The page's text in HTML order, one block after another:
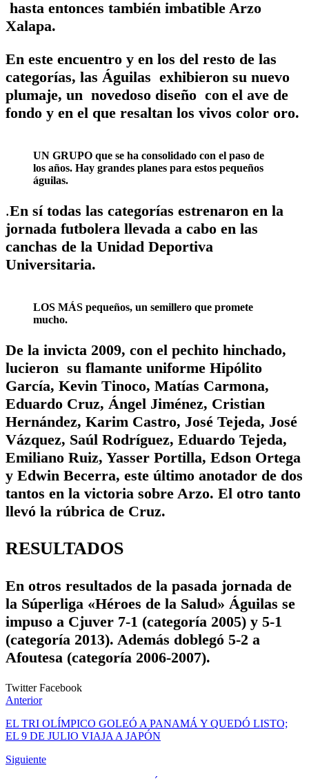
hasta entonces también imbatible Arzo
Xalapa.
En este encuentro y en los del resto de las
categorías, las Águilas exhibieron su nuevo
plumaje, un novedoso diseño con el ave de
fondo y en el que resaltan los vivos color oro.
UN GRUPO que se ha consolidado con el paso de
los años. Hay grandes planes para estos pequeños
águilas.
.En sí todas las categorías estrenaron en la
jornada futbolera llevada a cabo en las
canchas de la Unidad Deportiva
Universitaria.
LOS MÁS pequeños, un semillero que promete
mucho.
De la invicta 2009, con el pechito hinchado,
lucieron su flamante uniforme Hipólito
García, Kevin Tinoco, Matías Carmona,
Eduardo Cruz, Ángel Jiménez, Cristian
Hernández, Karim Castro, José Tejeda, José
Vázquez, Saúl Rodríguez, Eduardo Tejeda,
Emiliano Ruiz, Yasser Portilla, Edson Ortega
y Edwin Becerra, este último anotador de dos
tantos en la victoria sobre Arzo. El otro tanto
llevó la rúbrica de Cruz.
RESULTADOS
En otros resultados de la pasada jornada de
la Súperliga «Héroes de la Salud» Águilas se
impuso a Cjuver 7-1 (categoría 2005) y 5-1
(categoría 2013). Además doblegó 5-2 a
Afoutesa (categoría 2006-2007).
TwitterFacebook
Anterior
EL TRI OLÍMPICO GOLEÓ A PANAMÁ Y QUEDÓ LISTO;
EL 9 DE JULIO VIAJA A JAPÓN
Siguiente